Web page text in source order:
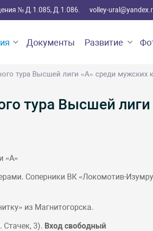
№ Д.1.085, Д.1.086. volley-
Документы Развитие
тура Высшей лиги «А» среди мужских
тура Высшей
«А»
Соперники ВК «Локомотив-
из Магнитогорска.
3). Вход свободный